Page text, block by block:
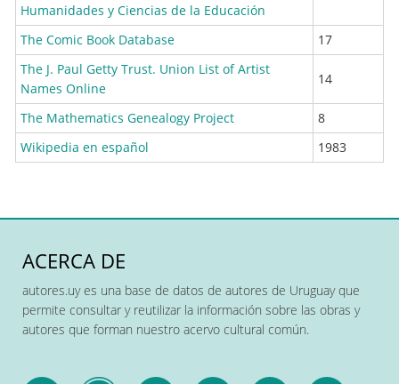
Humanidades y Ciencias de la Educación
The Comic Book Database
17
The J. Paul Getty Trust. Union List of Artist
Names Online
14
The Mathematics Genealogy Project
8
Wikipedia en español
1983
ACERCA DE
autores.uy es una base de datos de autores de Uruguay que
permite consultar y reutilizar la información sobre las obras y
autores que forman nuestro acervo cultural común.